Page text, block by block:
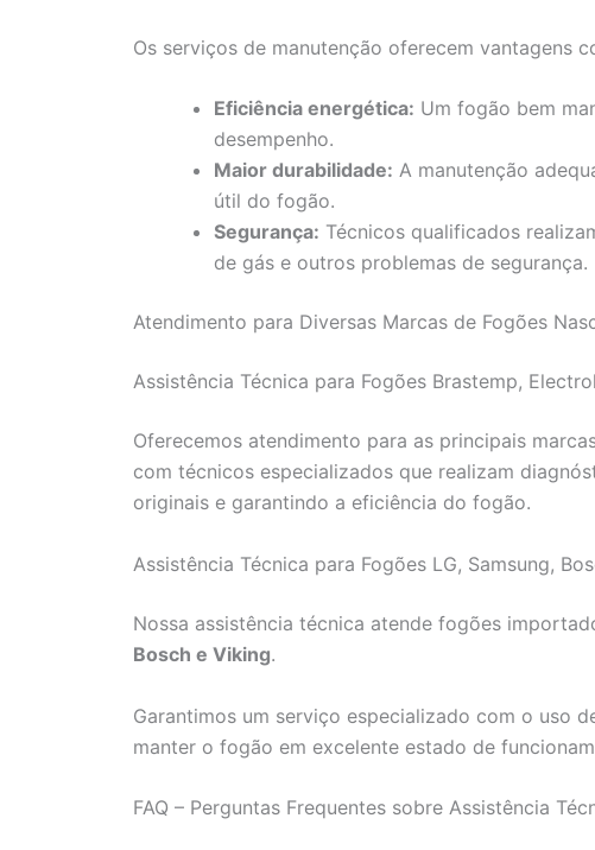
Os serviços de manutenção oferecem vantagens
Eficiência energética: Um fogão bem
desempenho.
Maior durabilidade: A manutenção
útil do fogão.
Segurança: Técnicos qualificados
de gás e outros problemas de segurança.
Atendimento para Diversas Marcas de Fogões
Assistência Técnica para Fogões Brastemp,
Oferecemos atendimento para as principais
com técnicos especializados que realizam
originais e garantindo a eficiência do fogão.
Assistência Técnica para Fogões LG, Samsung,
Nossa assistência técnica atende fogões
Bosch e Viking.
Garantimos um serviço especializado com o uso
manter o fogão em excelente estado de
FAQ – Perguntas Frequentes sobre Assistência